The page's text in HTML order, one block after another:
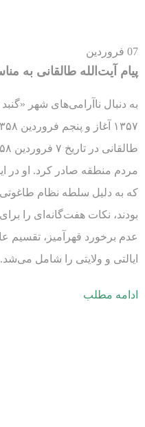
07 فروردین
پیام آیت‌الله طالقانی به
به دنبال ناآرامی‌های شهر
مردم منطقه صادر کرد. او در
که به دلیل سلطه نظام
بودند، نکات هفت‌گانه‌ای را
عدم برخورد قهرآمیز، تقسیم
ایالتی و ولایتی را شامل می‌شد.
ادامه مطلب